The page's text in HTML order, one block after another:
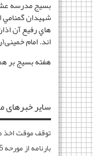
بسيج مدرسه
شهيدان
هاي رفيع آن
اند. امام
هفته بسیج بر
سایر خبرهای
توقف موقت اخذ
بارنامه از مورحه 15-05-1402